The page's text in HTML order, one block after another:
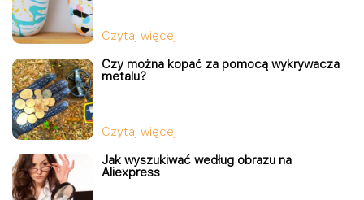
Czytaj więcej
Czy można kopać za pomocą wykrywacza
metalu?
Czytaj więcej
Jak wyszukiwać według obrazu na
Aliexpress